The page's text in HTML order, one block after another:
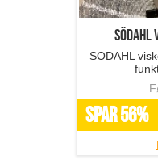
SODAHL
SPAR 56%